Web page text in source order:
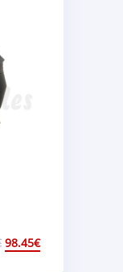
98.45€